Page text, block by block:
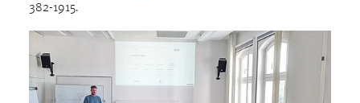
382-1915.Cookie Laufzeit:
3 Monate
Facebook Pixel